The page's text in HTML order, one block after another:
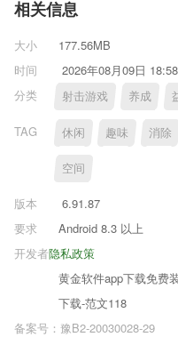
相关信息
大小
177.56MB
时间
2026年08月09日 18:58
分类
射击游戏 养成
TAG 休闲 趣味 消除
空间
版本
6.91.87
要求
Android 8.3 以上
隐私政策
开发者
黄金软件app下载免费
下载-范文118
备案号：豫B2-20030028-29